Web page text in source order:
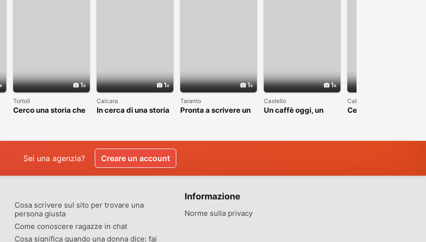
1
Tortolì
Cerco una storia che
1
Calcara
In cerca di una storia
1
Taranto
Pronta a scrivere un
1
Castello
Un caffè oggi, un
Cabras
Cerco una bella
Sei una agenzia? Creare un account
Cosa scrivere sul sito per trovare una
persona giusta
Come conoscere ragazze in chat
Cosa significa quando una donna dice: fai
Informazione
Norme sulla privacy